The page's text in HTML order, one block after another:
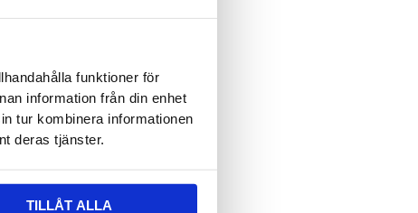
funktioner för
information från din enhet
tur kombinera informationen
deras tjänster.
TILLÅT ALLA
*